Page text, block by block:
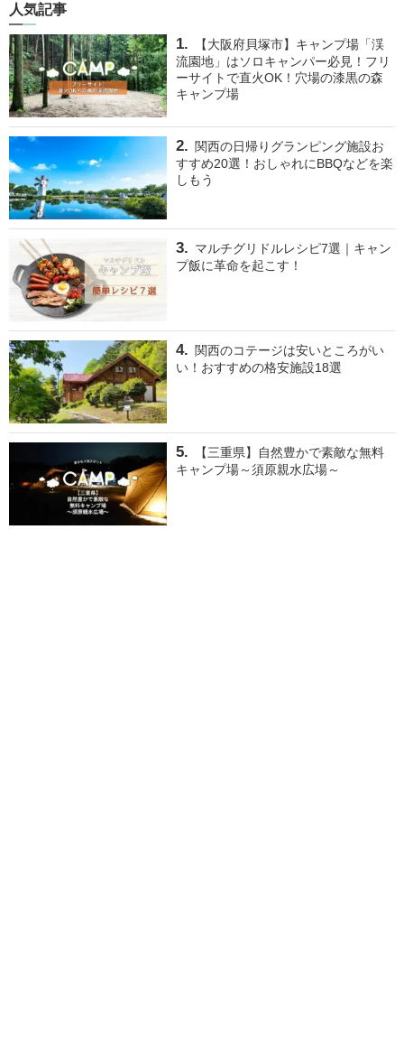
人気記事
【大阪府貝塚市】キャンプ場「渓
流園地」はソロキャンパー必見！フリ
ーサイトで直火OK！穴場の漆黒の森
キャンプ場
関西の日帰りグランピング施設お
すすめ20選！おしゃれにBBQなどを楽
しもう
マルチグリドルレシピ7選｜キャン
プ飯に革命を起こす！
関西のコテージは安いところがい
い！おすすめの格安施設18選
【三重県】自然豊かで素敵な無料
キャンプ場～須原親水広場～